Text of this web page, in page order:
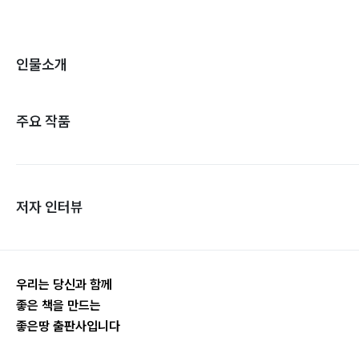
인물소개
주요 작품
저자 인터뷰
우리는 당신과 함께
좋은 책을 만드는
좋은땅 출판사입니다